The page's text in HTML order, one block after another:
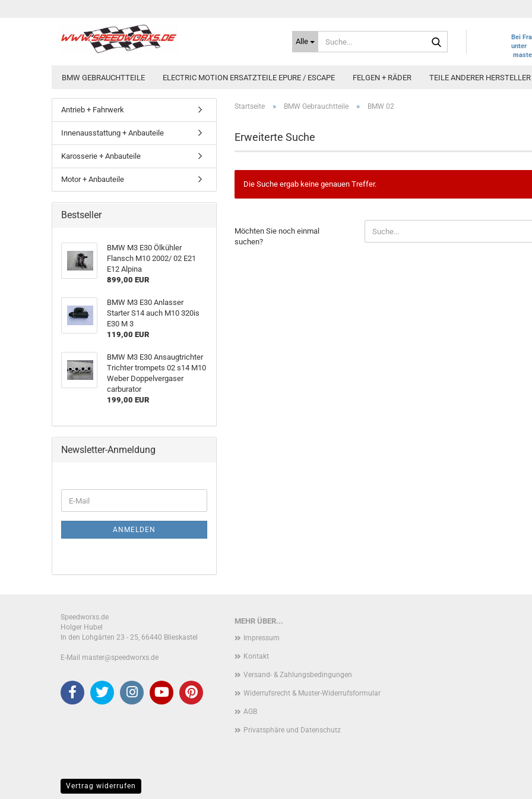
Alle
Bei
unter
BMW GEBRAUCHTTEILE ELECTRIC MOTION ERSATZTEILE EPURE / ESCAPE FELGEN + RÄDER TEILE ANDERER HERSTELLER
Startseite » BMW Gebrauchtteile » BMW 02
Erweiterte Suche
Die Suche ergab keine genauen Treffer.
SIE
NOCH
Möchten Sie noch einmal
suchen?
Antrieb + Fahrwerk
Innenausstattung + Anbauteile
Karosserie + Anbauteile
Motor + Anbauteile
Bestseller
BMW M3 E30 Ölkühler
Flansch M10 2002/ 02 E21
E12 Alpina
899,00 EUR
BMW M3 E30 Anlasser
Starter S14 auch M10 320is
E30 M 3
119,00 EUR
BMW M3 E30 Ansaugtrichter
Trichter trompets 02 s14 M10
Weber Doppelvergaser
carburator
199,00 EUR
Newsletter-Anmeldung
ZUR
E-
Mail
ANMELDEN
MEHR ÜBER...
Impressum
Kontakt
Versand- & Zahlungsbedingungen
Widerrufsrecht & Muster-Widerrufsformular
AGB
Privatsphäre und Datenschutz
Speedworxs.de
Holger Hubel
In den Lohgärten 23 - 25, 66440 Blieskastel
E-Mail master@speedworxs.de
Vertrag widerrufen